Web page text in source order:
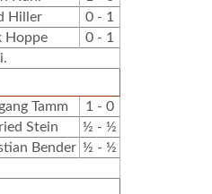
Hiller
0 - 1
Hoppe
0 - 1
Tamm
1 - 0
Stein
½ - ½
Bender ½ - ½